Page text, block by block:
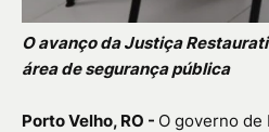
O avanço da Justiça
área de segurança pública
Porto Velho, RO - O governo de